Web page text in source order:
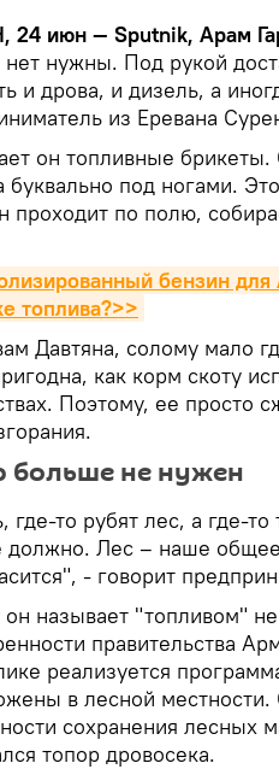
24 июн — Sputnik, Арам
нужны. Под рукой
и дрова, и дизель, а
из Еревана
он топливные
буквально под ногами.
проходит по полю,
бензин
топлива?>>
Давтяна, солому мало
как корм скоту
Поэтому, ее просто
больше не нужен
где-то рубят лес, а где-
должно. Лес – наше
- говорит
называет "топливом"
правительства
реализуется
в лесной
сохранения лесных
топор дровосека.